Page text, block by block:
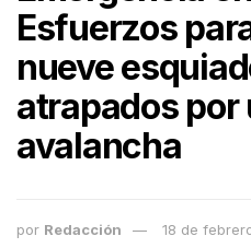
Esfuerzos
nueve
atrapados por
avalancha
por Redacción 18 de